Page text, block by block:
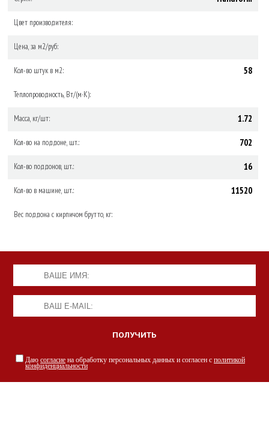
Цвет производителя:
Цена, за м2/руб:
Кол-во штук в м2: 58
Теплопроводность, Вт/(м·К):
Масса, кг/шт: 1.72
Кол-во на поддоне, шт.: 702
Кол-во поддонов, шт.: 16
Кол-во в машине, шт.: 11520
Вес поддона с кирпичом брутто, кг:
Даю согласие на обработку персональных данных и согласен с политикой
конфиденциальности